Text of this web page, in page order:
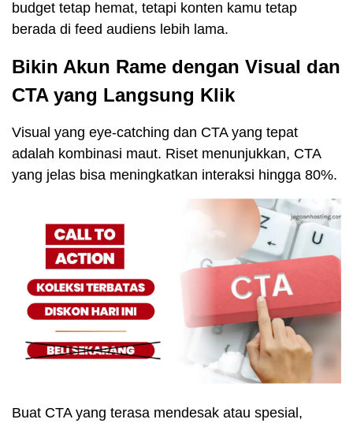
budget tetap hemat, tetapi konten kamu tetap
berada di feed audiens lebih lama.
Bikin Akun Rame dengan Visual dan
CTA yang Langsung Klik
Visual yang eye-catching dan CTA yang tepat
adalah kombinasi maut. Riset menunjukkan, CTA
yang jelas bisa meningkatkan interaksi hingga 80%.
Buat CTA yang terasa mendesak atau spesial,